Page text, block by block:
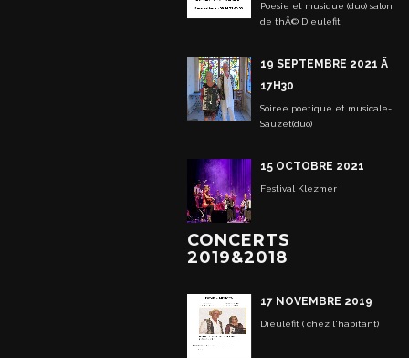
Poesie et musique (duo) salon
de thÃ© Dieulefit
19 SEPTEMBRE 2021 Ã
17H30
Soiree poetique et musicale-
Sauzet(duo)
15 OCTOBRE 2021
Festival Klezmer
CONCERTS
2019&2018
17 NOVEMBRE 2019
Dieulefit ( chez l'habitant)